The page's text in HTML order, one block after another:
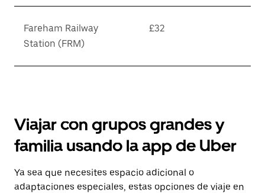
Fareham Railway
Station (FRM)
£32
Viajar con grupos grandes y
familia usando la app de Uber
Ya sea que necesites espacio adicional o
adaptaciones especiales, estas opciones de viaje en